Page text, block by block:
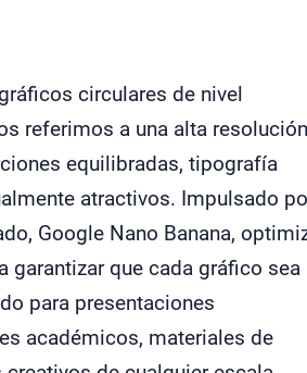
circulares de nivel
referimos a una alta
equilibradas, tipografía
atractivos. Impulsado
Google Nano Banana,
garantizar que cada gráfico sea
para presentaciones
académicos, materiales de